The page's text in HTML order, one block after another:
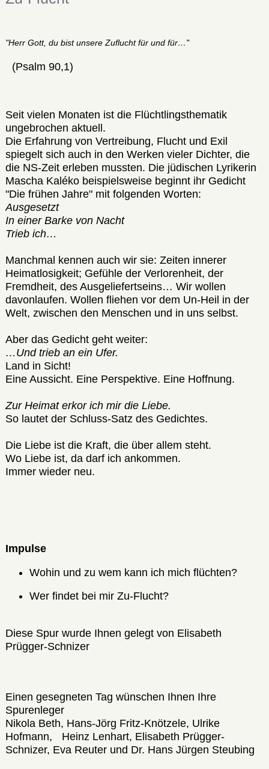
"Herr Gott, du bist unsere Zuflucht für und für…"
(Psalm 90,1)
Seit vielen Monaten ist die Flüchtlingsthematik
ungebrochen aktuell.
Die Erfahrung von Vertreibung, Flucht und Exil
spiegelt sich auch in den Werken vieler Dichter, die
die NS-Zeit erleben mussten. Die jüdischen Lyrikerin
Mascha Kaléko beispielsweise beginnt ihr Gedicht
"Die frühen Jahre" mit folgenden Worten:
Ausgesetzt
In einer Barke von Nacht
Trieb ich…
Manchmal kennen auch wir sie: Zeiten innerer
Heimatlosigkeit; Gefühle der Verlorenheit, der
Fremdheit, des Ausgeliefertseins… Wir wollen
davonlaufen. Wollen fliehen vor dem Un-Heil in der
Welt, zwischen den Menschen und in uns selbst.
Aber das Gedicht geht weiter:
…Und trieb an ein Ufer.
Land in Sicht!
Eine Aussicht. Eine Perspektive. Eine Hoffnung.
Zur Heimat erkor ich mir die Liebe.
So lautet der Schluss-Satz des Gedichtes.
Die Liebe ist die Kraft, die über allem steht.
Wo Liebe ist, da darf ich ankommen.
Immer wieder neu.
Impulse
Wohin und zu wem kann ich mich flüchten?
Wer findet bei mir Zu-Flucht?
Diese Spur wurde Ihnen gelegt von Elisabeth
Prügger-Schnizer
Einen gesegneten Tag wünschen Ihnen Ihre
Spurenleger
Nikola Beth, Hans-Jörg Fritz-Knötzele, Ulrike
Hofmann, Heinz Lenhart, Elisabeth Prügger-
Schnizer, Eva Reuter und Dr. Hans Jürgen Steubing